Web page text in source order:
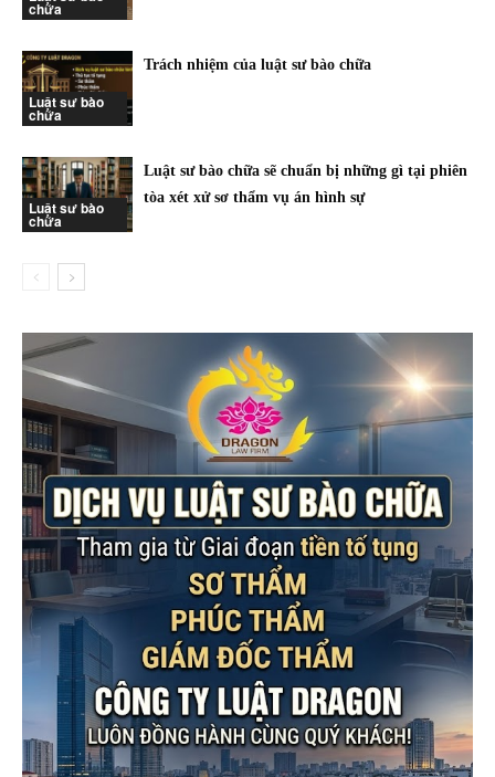
chữa
Luật sư bào
chữa
Trách nhiệm của luật sư bào chữa
Luật sư bào
chữa
Luật sư bào chữa sẽ chuẩn bị những gì tại phiên
tòa xét xử sơ thẩm vụ án hình sự